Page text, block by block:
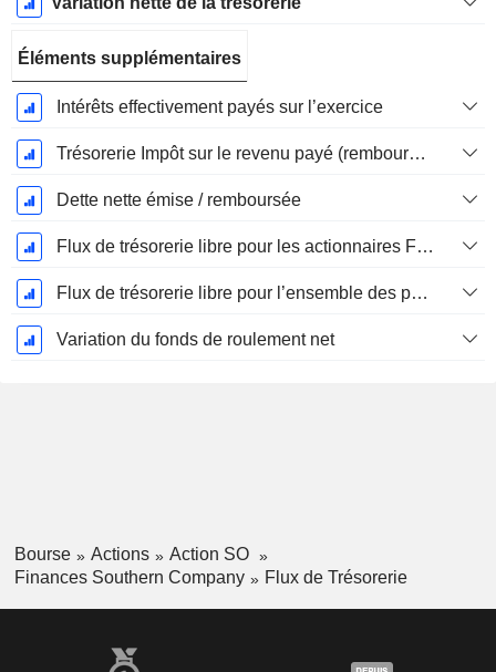
Éléments supplémentaires
Intérêts effectivement payés sur l’exercice
Trésorerie Impôt sur le revenu payé (remboursement)Impôt effectivement payé (remboursé) sur l’exercice
Dette nette émise / remboursée
Flux de trésorerie libre pour les actionnaires FCFE
Flux de trésorerie libre pour l’ensemble des pourvoyeurs de fonds (créanciers et actionnaires) FCFF
Variation du fonds de roulement net
Bourse Actions
Action SO
Finances Southern Company
Flux de Trésorerie